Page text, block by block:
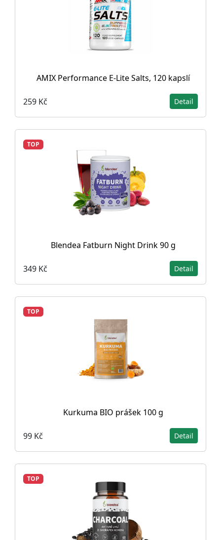
AMIX Performance E-Lite Salts, 120 kapslí
259 Kč Detail
TOP
Blendea Fatburn Night Drink 90 g
349 Kč Detail
TOP
Kurkuma BIO prášek 100 g
99 Kč Detail
TOP